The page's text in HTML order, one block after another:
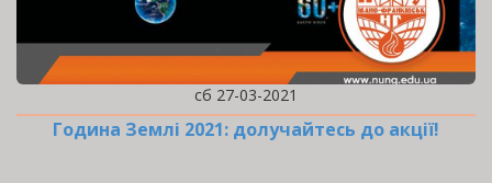
сб 27-03-2021
Година Землі 2021: долучайтесь до акції!